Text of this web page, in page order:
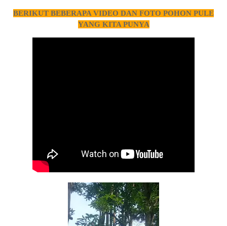
BERIKUT BEBERAPA VIDEO DAN FOTO POHON PULE
YANG KITA PUNYA